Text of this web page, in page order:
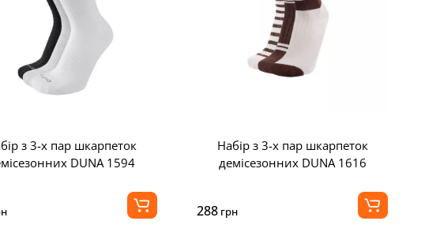
з 3-х пар шкарпеток
DUNA 1594
Набір з 3-х пар шкарпеток
демісезонних DUNA 1616
288грн